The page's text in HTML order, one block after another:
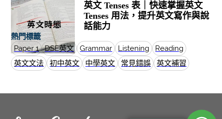
英文 Tenses 表｜快速掌握英文
Tenses 用法，提升英文寫作與說
話能力
熱門標籤
Paper 1
DSE英文 Grammar Listening
Reading
英文文法
初中英文 中學英文 常見錯誤 英文補習